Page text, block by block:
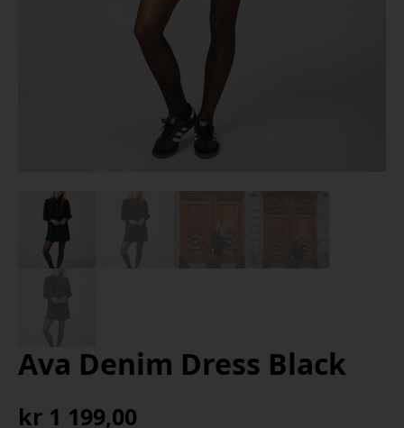
Ava Denim Dress Black
kr 1 199,00